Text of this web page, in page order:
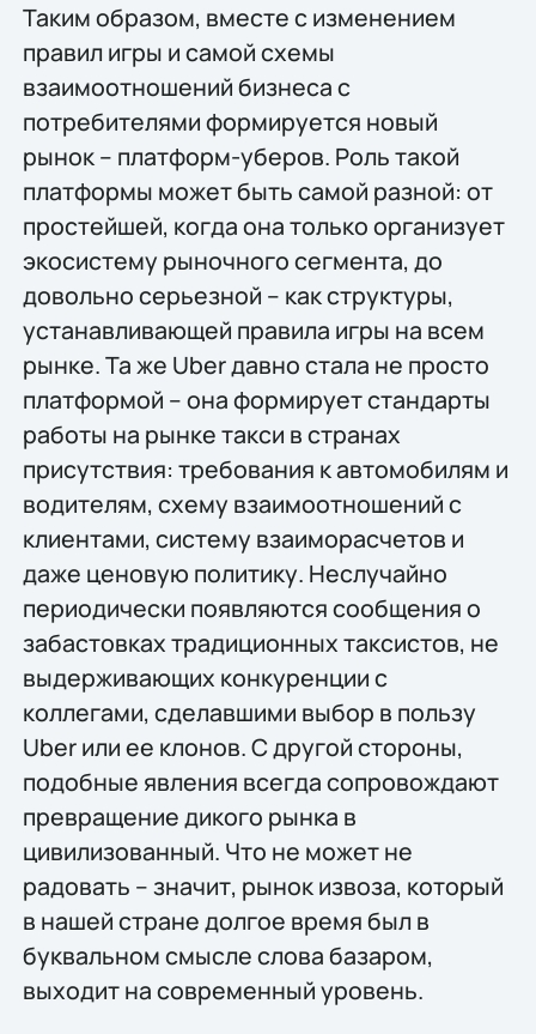
Таким образом, вместе с изменением
правил игры и самой схемы
взаимоотношений бизнеса с
потребителями формируется новый
рынок – платформ-уберов. Роль такой
платформы может быть самой разной: от
простейшей, когда она только организует
экосистему рыночного сегмента, до
довольно серьезной – как структуры,
устанавливающей правила игры на всем
рынке. Та же Uber давно стала не просто
платформой – она формирует стандарты
работы на рынке такси в странах
присутствия: требования к автомобилям и
водителям, схему взаимоотношений с
клиентами, систему взаиморасчетов и
даже ценовую политику. Неслучайно
периодически появляются сообщения о
забастовках традиционных таксистов, не
выдерживающих конкуренции с
коллегами, сделавшими выбор в пользу
Uber или ее клонов. С другой стороны,
подобные явления всегда сопровождают
превращение дикого рынка в
цивилизованный. Что не может не
радовать – значит, рынок извоза, который
в нашей стране долгое время был в
буквальном смысле слова базаром,
выходит на современный уровень.